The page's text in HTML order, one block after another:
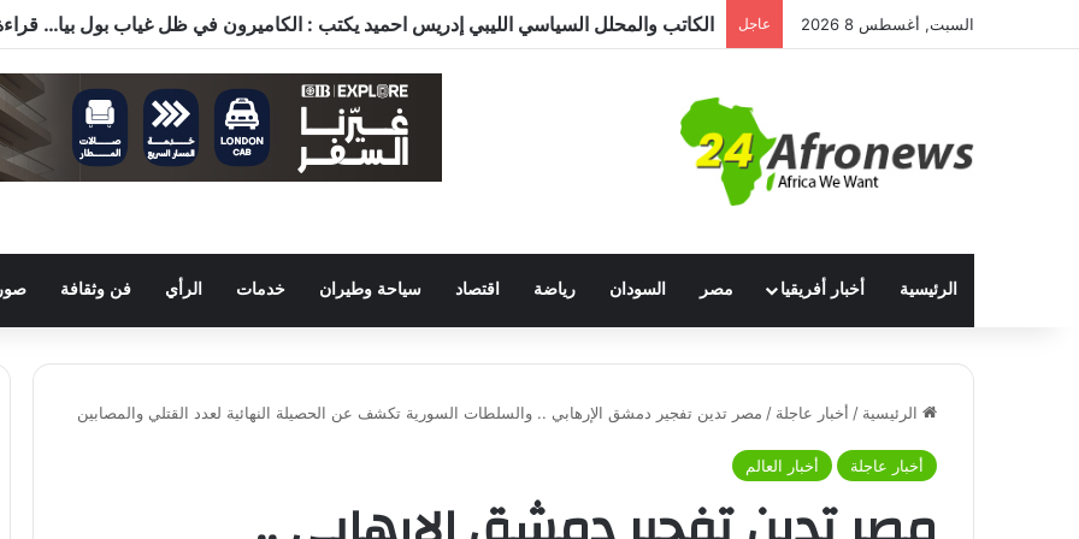
السبت, أغسطس 8 2026 عاجل
الرئيسية أخبار أفريقيا مصر السودان رياضة اقتصاد سياحة وطيران خدمات الرأي فن وثقافة
الرئيسية / أخبار عاجلة / مصر تدين تفجير دمشق الإرهابي .. والسلطات السورية تكشف عن الحصيلة النهائية لعدد القتلي والمصابين
أخبار عاجلة أخبار العالم